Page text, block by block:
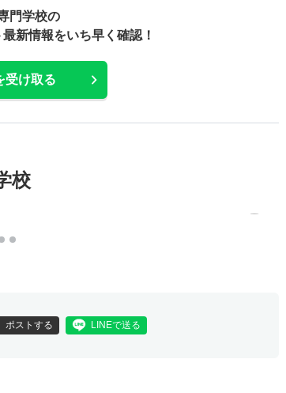
門学校の
新情報をいち早く確認！
受け取る
校
ポストする LINEで送る